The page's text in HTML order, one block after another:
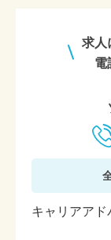
求人
電
キャリアアド